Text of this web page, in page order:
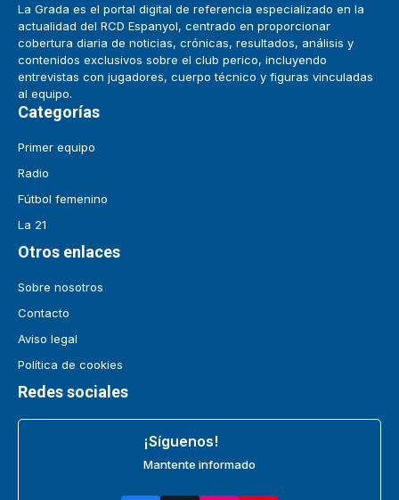
La Grada es el portal digital de referencia especializado en la
actualidad del RCD Espanyol, centrado en proporcionar
cobertura diaria de noticias, crónicas, resultados, análisis y
contenidos exclusivos sobre el club perico, incluyendo
entrevistas con jugadores, cuerpo técnico y figuras vinculadas
al equipo.
Categorías
Primer equipo
Radio
Fútbol femenino
La 21
Otros enlaces
Sobre nosotros
Contacto
Aviso legal
Política de cookies
Redes sociales
¡Síguenos!
Mantente informado